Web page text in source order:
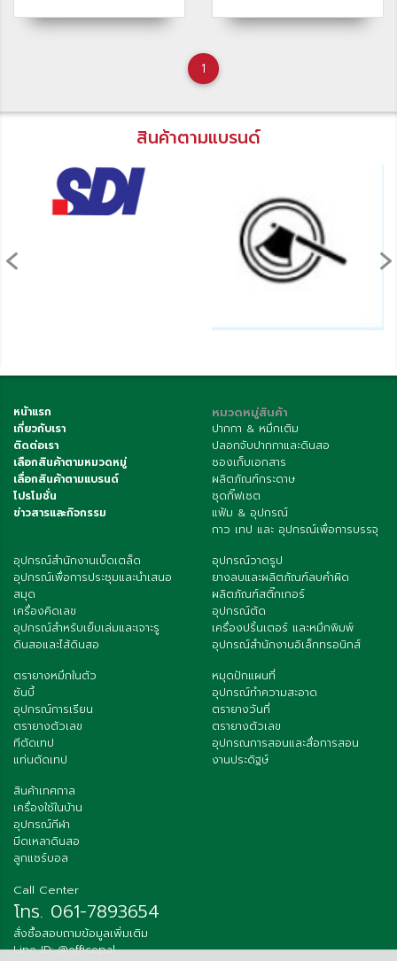
1
สินค้าตามแบรนด์
‹ ›
หน้าแรก
เกี่ยวกับเรา
ติดต่อเรา
เลือกสินค้าตามหมวดหมู่
เลื่อกสินค้าตามแบรนด์
โปรโมชั่น
ข่าวสารและกิจกรรม
หมวดหมู่สินค้า
ปากกา & หมึกเติม
ปลอกจับปากกาและดินสอ
ซองเก็บเอกสาร
ผลิตภัณฑ์กระดาษ
ชุดกิ๊ฟเซต
แฟ้ม & อุปกรณ์
กาว เทป และ อุปกรณ์เพื่อการบรรจุ
อุปกรณ์สำนักงานเบ็ดเตล็ด
อุปกรณ์เพื่อการประชุมและนำเสนอ
สมุด
เครื่องคิดเลข
อุปกรณ์สำหรับเย็บเล่มและเจาะรู
ดินสอและไส้ดินสอ
อุปกรณ์วาดรูป
ยางลบและผลิตภัณฑ์ลบคำผิด
ผลิตภัณฑ์สติ๊กเกอร์
อุปกรณ์ตัด
เครื่องปริ้นเตอร์ และหมึกพิมพ์
อุปกรณ์สำนักงานอิเล็กทรอนิกส์
ตรายางหมึกในตัว
ซันบี้
อุปกรณ์การเรียน
ตรายางตัวเลข
ทีตัดเทป
แท่นตัดเทป
หมุดปักแผนที่
อุปกรณ์ทำความสะอาด
ตรายางวันที่
ตรายางตัวเลข
อุปกรณการสอนและสื่อการสอน
งานประดิฐษ์
สินค้าเทศกาล
เครื่องใช้ในบ้าน
อุปกรณ์กีฬา
มีดเหลาดินสอ
ลูกแชร์บอล
Call Center
โทร. 061-7893654
สั่งซื้อสอบถามข้อมูลเพิ่มเติม
Line ID: @officepal